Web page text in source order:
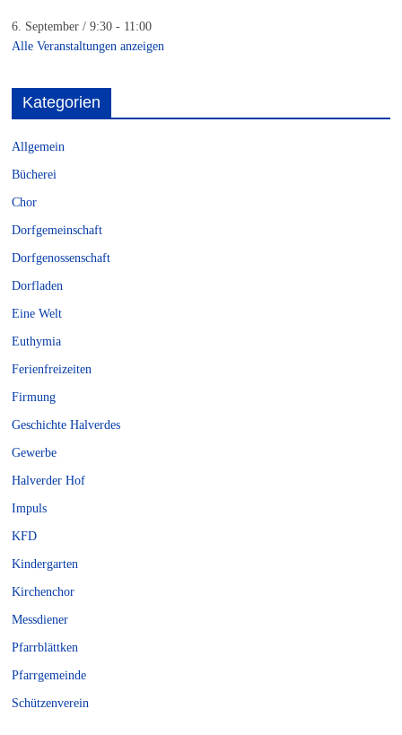
6. September / 9:30 - 11:00
Alle Veranstaltungen anzeigen
Kategorien
Allgemein
Bücherei
Chor
Dorfgemeinschaft
Dorfgenossenschaft
Dorfladen
Eine Welt
Euthymia
Ferienfreizeiten
Firmung
Geschichte Halverdes
Gewerbe
Halverder Hof
Impuls
KFD
Kindergarten
Kirchenchor
Messdiener
Pfarrblättken
Pfarrgemeinde
Schützenverein